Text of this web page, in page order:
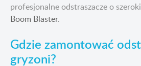
profesjonalne odstraszacze o
Boom Blaster.
Gdzie zamontować
gryzoni?